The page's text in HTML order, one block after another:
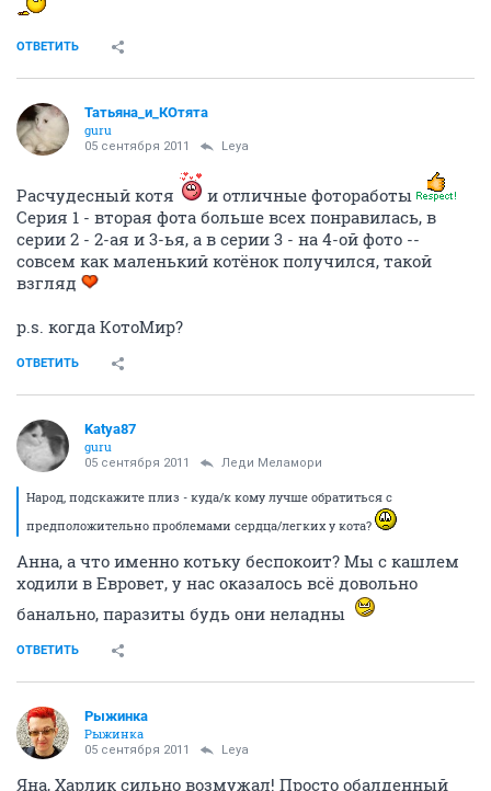
ОТВЕТИТЬ
Татьяна_и_КОтята
guru
05 сентября 2011 Leya
Расчудесный котя
и отличные фотоработы
Серия 1 - вторая фота больше всех понравилась, в
серии 2 - 2-ая и 3-ья, а в серии 3 - на 4-ой фото --
совсем как маленький котёнок получился, такой
взгляд
p.s. когда КотоМир?
ОТВЕТИТЬ
Katya87
guru
05 сентября 2011 Леди Меламори
Народ, подскажите плиз - куда/к кому лучше обратиться с
предположительно проблемами сердца/легких у кота?
Анна, а что именно котьку беспокоит? Мы с кашлем
ходили в Евровет, у нас оказалось всё довольно
банально, паразиты будь они неладны
ОТВЕТИТЬ
Рыжинка
Рыжинка
05 сентября 2011 Leya
Яна, Харлик сильно возмужал! Просто обалденный